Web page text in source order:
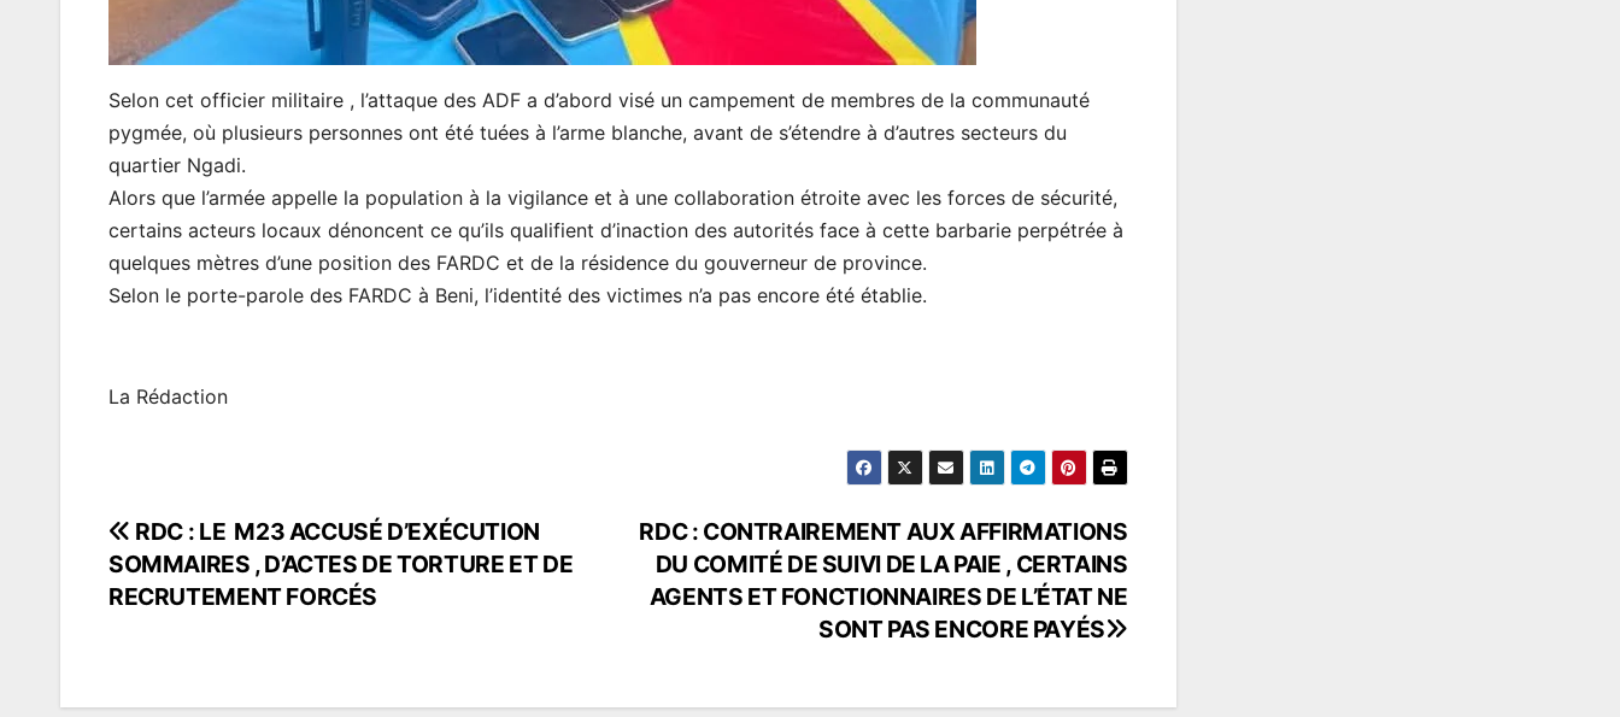
Selon cet officier militaire , l’attaque des ADF a d’abord visé un campement de membres de la communauté
pygmée, où plusieurs personnes ont été tuées à l’arme blanche, avant de s’étendre à d’autres secteurs du
quartier Ngadi.
Alors que l’armée appelle la population à la vigilance et à une collaboration étroite avec les forces de sécurité,
certains acteurs locaux dénoncent ce qu’ils qualifient d’inaction des autorités face à cette barbarie perpétrée à
quelques mètres d’une position des FARDC et de la résidence du gouverneur de province.
Selon le porte-parole des FARDC à Beni, l’identité des victimes n’a pas encore été établie.
La Rédaction
Navigation
de
RDC : CONTRAIREMENT AUX AFFIRMATIONS
DU COMITÉ DE SUIVI DE LA PAIE , CERTAINS
AGENTS ET FONCTIONNAIRES DE L’ÉTAT NE
SONT PAS ENCORE PAYÉS
RDC : LE M23 ACCUSÉ D’EXÉCUTION
SOMMAIRES , D’ACTES DE TORTURE ET DE
RECRUTEMENT FORCÉS